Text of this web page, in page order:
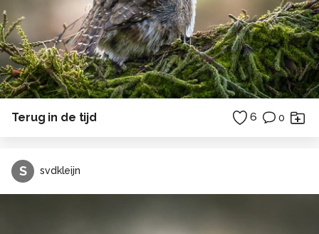
Terug in de tijd 6 0
S svdkleijn